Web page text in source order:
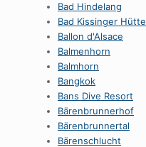
Bad Hindelang
Bad Kissinger Hütte
Ballon d'Alsace
Balmenhorn
Balmhorn
Bangkok
Bans Dive Resort
Bärenbrunnerhof
Bärenbrunnertal
Bärenschlucht